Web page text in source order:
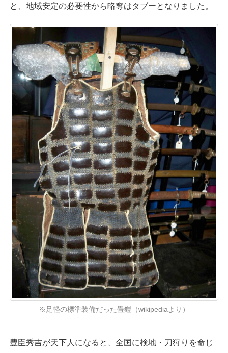
と、地域安定の必要性から略奪はタブーとなりました。
※足軽の標準装備だった畳鎧（wikipediaより）
豊臣秀吉が天下人になると、全国に検地・刀狩りを命じ